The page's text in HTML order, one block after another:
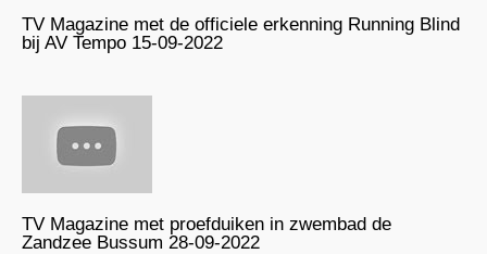
TV Magazine met de officiele erkenning Running Blind
bij AV Tempo 15-09-2022
TV Magazine met proefduiken in zwembad de
Zandzee Bussum 28-09-2022